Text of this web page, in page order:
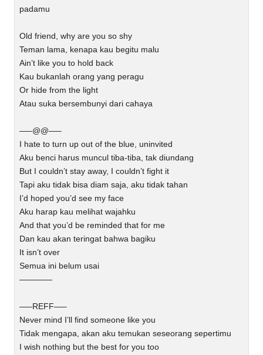
padamu
Old friend, why are you so shy
Teman lama, kenapa kau begitu malu
Ain’t like you to hold back
Kau bukanlah orang yang peragu
Or hide from the light
Atau suka bersembunyi dari cahaya
—–@@—–
I hate to turn up out of the blue, uninvited
Aku benci harus muncul tiba-tiba, tak diundang
But I couldn’t stay away, I couldn’t fight it
Tapi aku tidak bisa diam saja, aku tidak tahan
I’d hoped you’d see my face
Aku harap kau melihat wajahku
And that you’d be reminded that for me
Dan kau akan teringat bahwa bagiku
It isn’t over
Semua ini belum usai
————
—–REFF—–
Never mind I’ll find someone like you
Tidak mengapa, akan aku temukan seseorang sepertimu
I wish nothing but the best for you too